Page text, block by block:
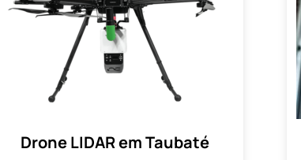
Drone LIDAR em Taubaté